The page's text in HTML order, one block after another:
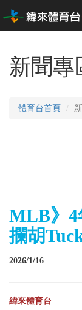
新聞專
體育台首頁
MLB》
攔胡
2026/1/16
緯來體育台